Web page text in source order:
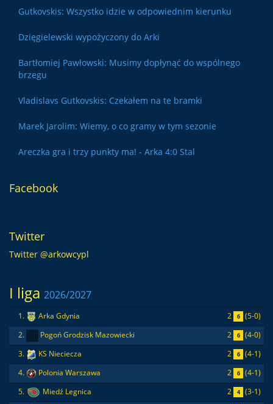
Gutkovskis: Wszystko idzie w odpowiednim kierunku
Dzięgielewski wypożyczony do Arki
Bartłomiej Pawłowski: Musimy dopłynąć do wspólnego
brzegu
Vladislavs Gutkovskis: Czekałem na te bramki
Marek Jarolim: Wiemy, o co gramy w tym sezonie
Areczka gra i trzy punkty ma! - Arka 4:0 Stal
Facebook
Twitter
Twitter @arkowcypl
I liga 2026/2027
1. Arka Gdynia 2 6
(5-0)
2.
Pogoń Grodzisk Mazowiecki 2 6
(4-0)
3.
KS Nieciecza 2 6
(4-1)
4.
Polonia Warszawa 2 6
(4-1)
5.
Miedź Legnica 2 4
(3-1)